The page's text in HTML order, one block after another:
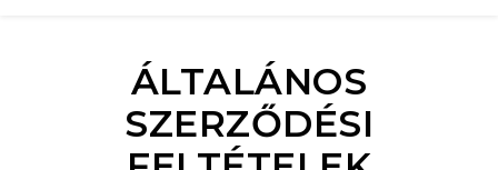
ÁLTALÁNOS
SZERZŐDÉSI